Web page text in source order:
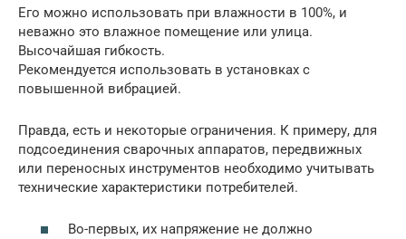
Его можно использовать при влажности в 100%, и
неважно это влажное помещение или улица.
Высочайшая гибкость.
Рекомендуется использовать в установках с
повышенной вибрацией.
Правда, есть и некоторые ограничения. К примеру, для
подсоединения сварочных аппаратов, передвижных
или переносных инструментов необходимо учитывать
технические характеристики потребителей.
Во-первых, их напряжение не должно